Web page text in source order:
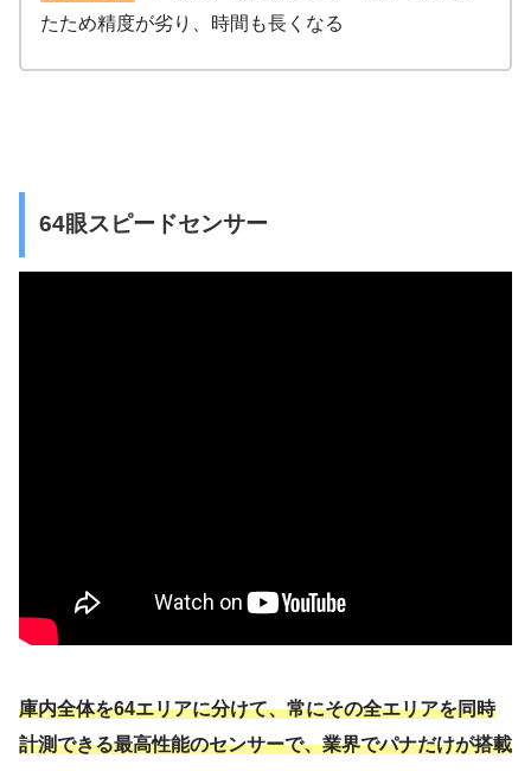
たため精度が劣り、時間も長くなる
64眼スピードセンサー
庫内全体を64エリアに分けて、常にその全エリアを同時
計測できる最高性能のセンサーで、業界でパナだけが搭載